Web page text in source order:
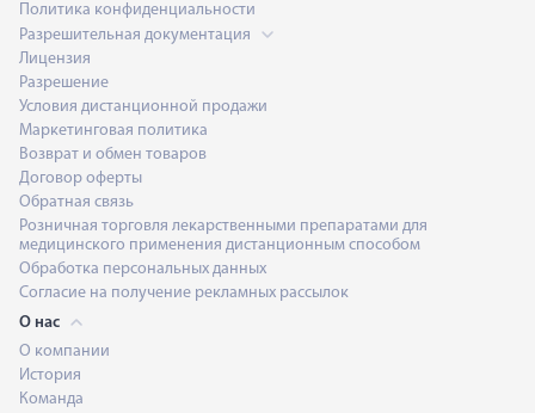
Политика конфиденциальности
Разрешительная документация
Лицензия
Разрешение
Условия дистанционной продажи
Маркетинговая политика
Возврат и обмен товаров
Договор оферты
Обратная связь
Розничная торговля лекарственными препаратами для
медицинского применения дистанционным способом
Обработка персональных данных
Согласие на получение рекламных рассылок
О нас
О компании
История
Команда